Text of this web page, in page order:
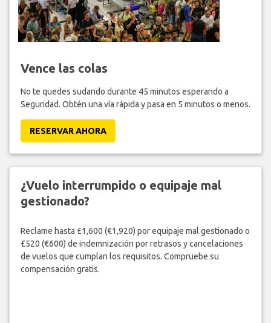
Vence las colas
No te quedes sudando durante 45 minutos esperando a
Seguridad. Obtén una vía rápida y pasa en 5 minutos o menos.
RESERVAR AHORA
¿Vuelo interrumpido o equipaje mal
gestionado?
Reclame hasta £1,600 (€1,920) por equipaje mal gestionado o
£520 (€600) de indemnización por retrasos y cancelaciones
de vuelos que cumplan los requisitos. Compruebe su
compensación gratis.